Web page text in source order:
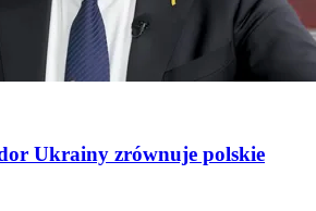
Ukrainy zrównuje polskie